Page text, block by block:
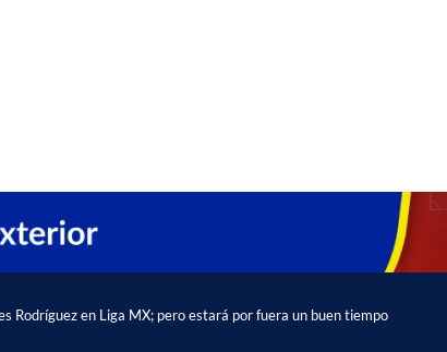
Rodríguez en Liga MX; pero estará por fuera un buen tiempo